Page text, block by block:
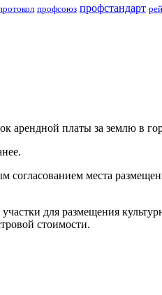
профсоюз профстандарт
арендной платы за землю в
согласованием места
для размещения
стоимости.